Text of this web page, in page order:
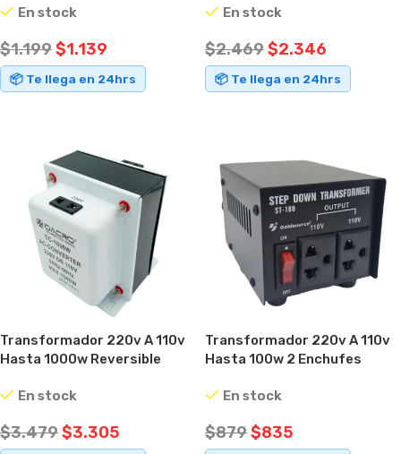
En stock
$1.199$1.139
📦 Te llega en 24hrs
En stock
$2.469$2.346
📦 Te llega en 24hrs
Transformador 220v A 110v
Hasta 1000w Reversible
En stock
$3.479$3.305
Transformador 220v A 110v
Hasta 100w 2 Enchufes
En stock
$879$835